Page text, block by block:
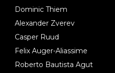
Dominic Thiem
Alexander Zverev
Casper Ruud
Felix Auger-Aliassime
Roberto Bautista Agut